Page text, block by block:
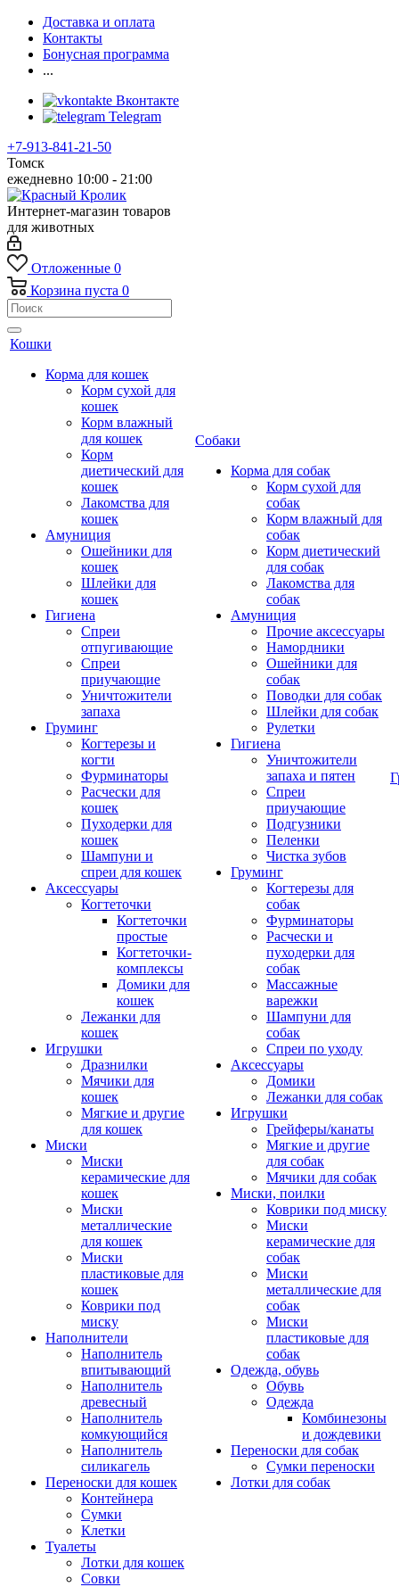
Доставка и оплата
Контакты
Бонусная программа
...
Вконтакте
Telegram
+7-913-841-21-50
Томск
ежедневно 10:00 - 21:00
Интернет-магазин товаров
для животных
Отложенные 0
Корзина пуста 0
Кошки
Корма для кошек
Корм сухой для
кошек
Корм влажный
для кошек
Корм
диетический для
кошек
Лакомства для
кошек
Амуниция
Ошейники для
кошек
Шлейки для
кошек
Гигиена
Спреи
отпугивающие
Спреи
приучающие
Уничтожители
запаха
Груминг
Когтерезы и
когти
Фурминаторы
Расчески для
кошек
Пуходерки для
кошек
Шампуни и
спреи для кошек
Аксессуары
Когтеточки
Когтеточки
простые
Когтеточки-
комплексы
Домики для
кошек
Лежанки для
кошек
Игрушки
Дразнилки
Мячики для
кошек
Мягкие и другие
для кошек
Миски
Миски
керамические для
кошек
Миски
металлические
для кошек
Миски
пластиковые для
кошек
Коврики под
миску
Наполнители
Наполнитель
впитывающий
Наполнитель
древесный
Наполнитель
комкующийся
Наполнитель
силикагель
Переноски для кошек
Контейнера
Сумки
Клетки
Туалеты
Лотки для кошек
Совки
Собаки
Корма для собак
Корм сухой для
собак
Корм влажный для
собак
Корм диетический
для собак
Лакомства для
собак
Амуниция
Прочие аксессуары
Намордники
Ошейники для
собак
Поводки для собак
Шлейки для собак
Рулетки
Гигиена
Уничтожители
запаха и пятен
Спреи
приучающие
Подгузники
Пеленки
Чистка зубов
Груминг
Когтерезы для
собак
Фурминаторы
Расчески и
пуходерки для
собак
Массажные
варежки
Шампуни для
собак
Спреи по уходу
Аксессуары
Домики
Лежанки для собак
Игрушки
Грейферы/канаты
Мягкие и другие
для собак
Мячики для собак
Миски, поилки
Коврики под миску
Миски
керамические для
собак
Миски
металлические для
собак
Миски
пластиковые для
собак
Одежда, обувь
Обувь
Одежда
Комбинезоны
и дождевики
Переноски для собак
Сумки переноски
Лотки для собак